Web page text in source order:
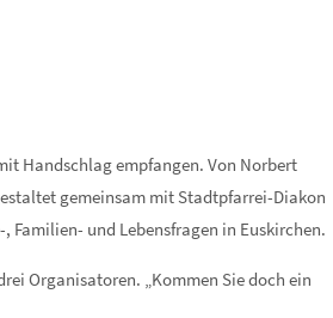
Handschlag empfangen. Von Norbert
gemeinsam mit Stadtpfarrei-Diakon
Familien- und Lebensfragen in Euskirchen.
Organisatoren. „Kommen Sie doch ein